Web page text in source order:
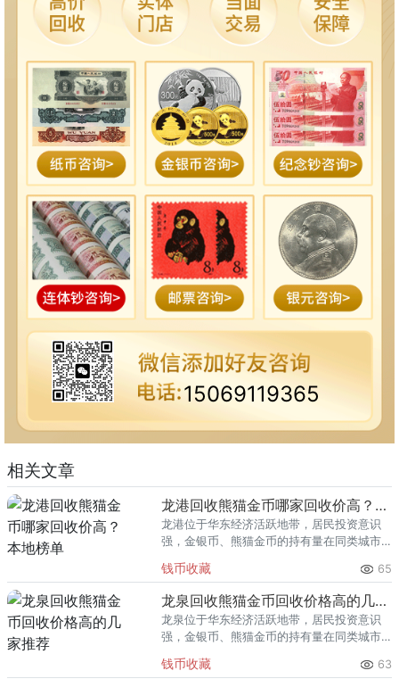
15069119365
相关文章
龙港回收熊猫金币哪家回收价高？本地榜单
龙港位于华东经济活跃地带，居民投资意识
强，金银币、熊猫金币的持有量在同类城市
熊猫金币的需求就明显升温，但鱼龙混杂的
回收渠道里，能精准识别版别溢
钱币收藏 65
龙泉回收熊猫金币回收价格高的几家推荐
龙泉位于华东经济活跃地带，居民投资意识
强，金银币、熊猫金币的持有量在同类城市
熊猫金币的需求就明显升温，但鱼龙混杂的
钱币收藏 63